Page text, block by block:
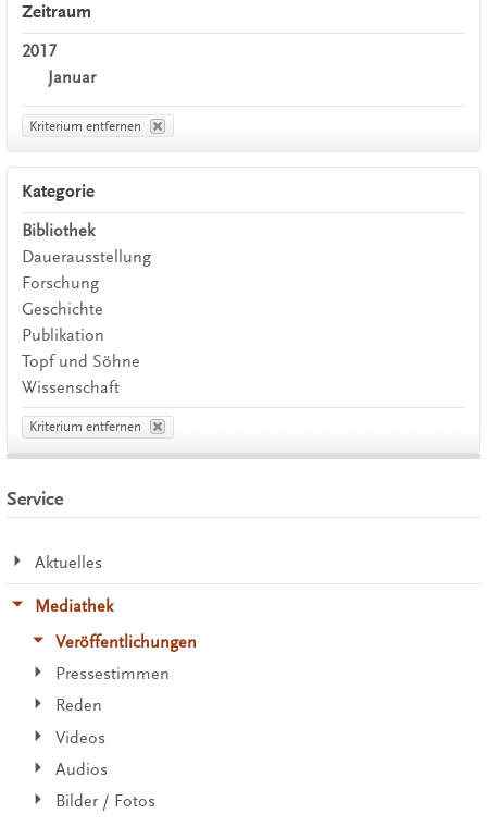
Zeitraum
2017
Januar
Kriterium entfernen
Kategorie
Bibliothek
Dauerausstellung
Forschung
Geschichte
Publikation
Topf und Söhne
Wissenschaft
Kriterium entfernen
Service
Aktuelles
Mediathek
Veröffentlichungen
Pressestimmen
Reden
Videos
Audios
Bilder / Fotos